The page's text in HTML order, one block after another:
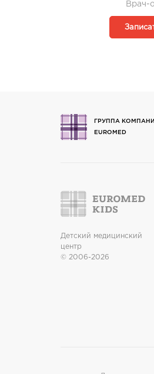
Врач-
ГРУППА
EUROMED
Детский медицинский
центр
© 2006-2026